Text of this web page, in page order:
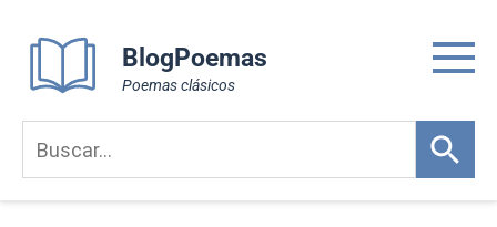
content
BlogPoemas
Poemas clásicos